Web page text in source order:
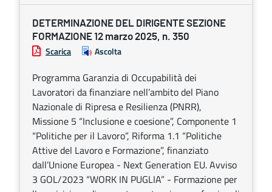
DETERMINAZIONE DEL DIRIGENTE SEZIONE
FORMAZIONE 12 marzo 2025, n. 350
Scarica Ascolta
Programma Garanzia di Occupabilità dei
Lavoratori da finanziare nell’ambito del Piano
Nazionale di Ripresa e Resilienza (PNRR),
Missione 5 “Inclusione e coesione”, Componente 1
“Politiche per il Lavoro”, Riforma 1.1 “Politiche
Attive del Lavoro e Formazione”, finanziato
dall’Unione Europea - Next Generation EU. Avviso
3 GOL/2023 “WORK IN PUGLIA” - Formazione per